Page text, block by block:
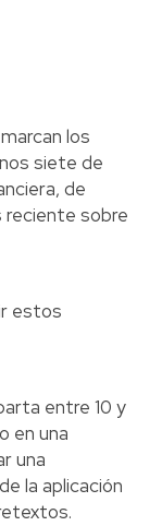
los
siete de
de
reciente sobre
estos
entre 10 y
en una
una
la aplicación